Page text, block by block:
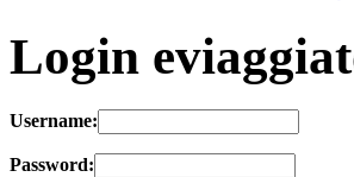
Login
Username:
Password: